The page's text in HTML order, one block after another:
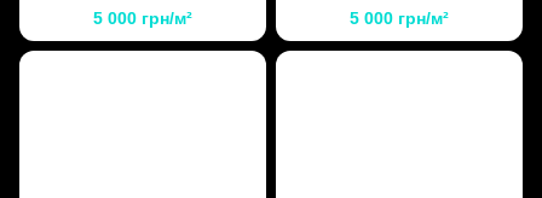
флутс 4мм (рифленое)+ 4мм
стекло бронза
5 000 грн/м²
(рифленое)+4мм стекло
графит
5 000 грн/м²